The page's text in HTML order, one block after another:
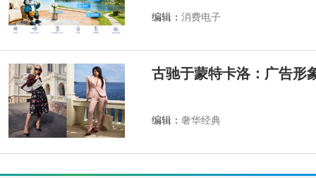
编辑： 消费电子
古驰于蒙特卡洛：广告形
编辑： 奢华经典